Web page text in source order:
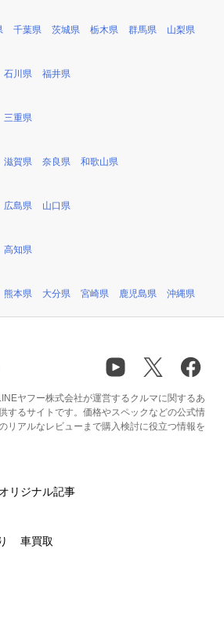
千葉県 茨城県 栃木県 群馬県 山梨県
石川県 福井県
三重県
滋賀県 奈良県 和歌山県
広島県 山口県
高知県
熊本県 大分県 宮崎県 鹿児島県 沖縄県
ヤフー株式会社が運営するクルマに関するあ
するサイトです。価格やスペックなどの公式情
リアルなレビューまで購入検討に役立つ情報を
オリジナル記事
車買取